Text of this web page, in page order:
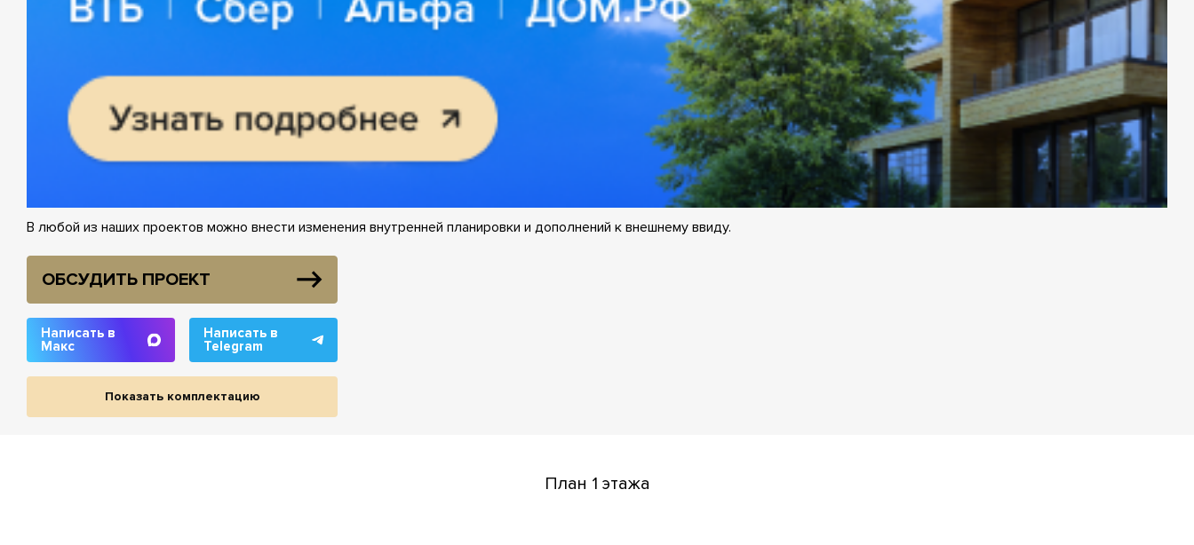
В любой из наших проектов можно внести изменения внутренней планировки и дополнений к внешнему ввиду.
ОБСУДИТЬ ПРОЕКТ
Написать в
Макс
Написать в
Telegram
Показать комплектацию
План 1 этажа